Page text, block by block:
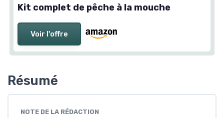
Kit complet de pêche à la mouche
Voir l'offre
Résumé
NOTE DE LA RÉDACTION